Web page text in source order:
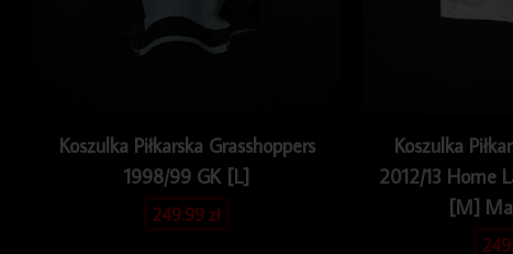
Koszulka Piłkarska Grasshoppers
1998/99 GK [L]
249.99zł
Koszulka
2012/13 Home
[M]